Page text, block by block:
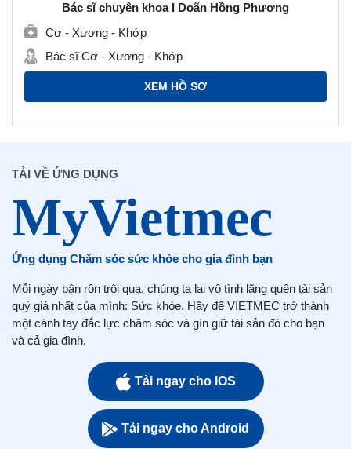
Bác sĩ chuyên khoa I Doãn Hồng Phương
Cơ - Xương - Khớp
Bác sĩ Cơ - Xương - Khớp
XEM HỒ SƠ
TẢI VỀ ỨNG DỤNG
Ứng dụng Chăm sóc sức khỏe cho gia đình bạn
Mỗi ngày bận rộn trôi qua, chúng ta lại vô tình lãng quên tài sản
quý giá nhất của mình: Sức khỏe. Hãy để VIETMEC trở thành
một cánh tay đắc lực chăm sóc và gìn giữ tài sản đó cho bạn
và cả gia đình.
Tải ngay cho IOS
Tải ngay cho Android